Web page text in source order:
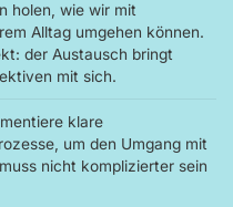
holen, wie wir mit
Alltag umgehen können.
der Austausch bringt
mit sich.
klare
um den Umgang mit
nicht komplizierter sein